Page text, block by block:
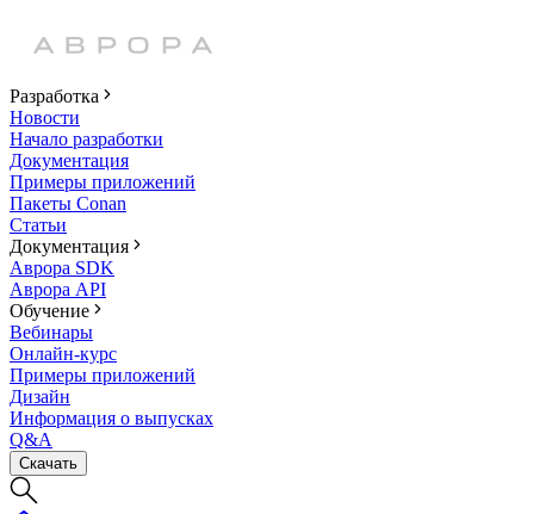
Разработка
Новости
Начало разработки
Документация
Примеры приложений
Пакеты Conan
Статьи
Документация
Аврора SDK
Аврора API
Обучение
Вебинары
Онлайн-курс
Примеры приложений
Дизайн
Информация о выпусках
Q&A
Скачать